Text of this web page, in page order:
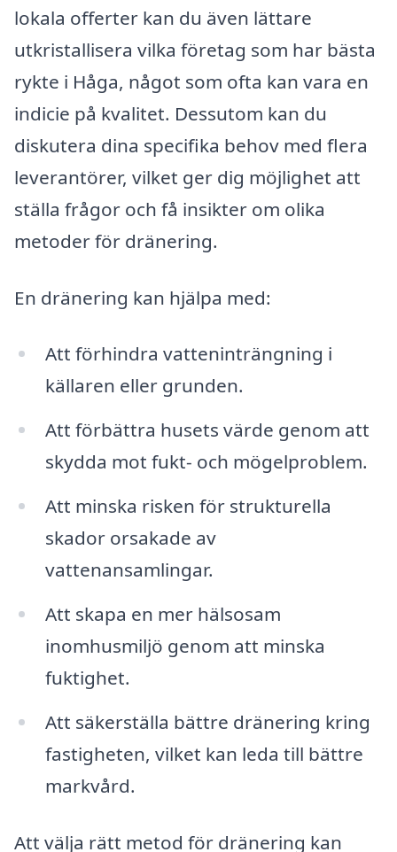
lokala offerter kan du även lättare
utkristallisera vilka företag som har bästa
rykte i Håga, något som ofta kan vara en
indicie på kvalitet. Dessutom kan du
diskutera dina specifika behov med flera
leverantörer, vilket ger dig möjlighet att
ställa frågor och få insikter om olika
metoder för dränering.
En dränering kan hjälpa med:
Att förhindra vatteninträngning i
källaren eller grunden.
Att förbättra husets värde genom att
skydda mot fukt- och mögelproblem.
Att minska risken för strukturella
skador orsakade av
vattenansamlingar.
Att skapa en mer hälsosam
inomhusmiljö genom att minska
fuktighet.
Att säkerställa bättre dränering kring
fastigheten, vilket kan leda till bättre
markvård.
Att välja rätt metod för dränering kan